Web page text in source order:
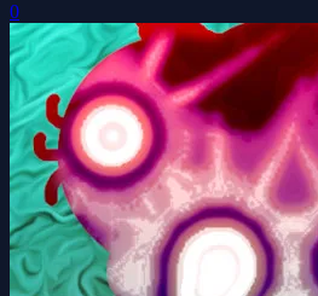
0